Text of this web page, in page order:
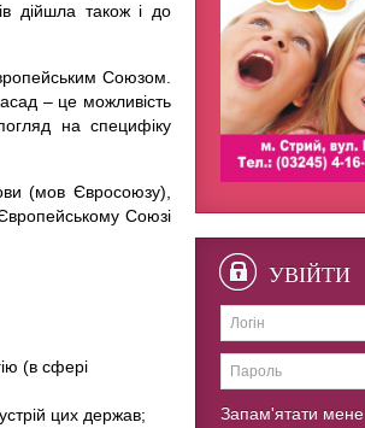
дійшла також і до
Союзом.
– це можливість
на специфіку
(мов Євросоюзу),
Союзі
(в сфері
цих держав;
УВІЙТИ
Запам'ятати мене